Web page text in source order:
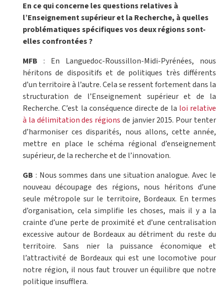
En ce qui concerne les questions relatives à
l’Enseignement supérieur et la Recherche, à quelles
problématiques spécifiques vos deux régions sont-
elles confrontées ?
MFB : En Languedoc-Roussillon-Midi-Pyrénées, nous
héritons de dispositifs et de politiques très différents
d’un territoire à l’autre. Cela se ressent fortement dans la
structuration de l’Enseignement supérieur et de la
Recherche. C’est la conséquence directe de la loi relative
à la délimitation des régions de janvier 2015. Pour tenter
d’harmoniser ces disparités, nous allons, cette année,
mettre en place le schéma régional d’enseignement
supérieur, de la recherche et de l’innovation.
GB : Nous sommes dans une situation analogue. Avec le
nouveau découpage des régions, nous héritons d’une
seule métropole sur le territoire, Bordeaux. En termes
d’organisation, cela simplifie les choses, mais il y a la
crainte d’une perte de proximité et d’une centralisation
excessive autour de Bordeaux au détriment du reste du
territoire. Sans nier la puissance économique et
l’attractivité de Bordeaux qui est une locomotive pour
notre région, il nous faut trouver un équilibre que notre
politique insufflera.